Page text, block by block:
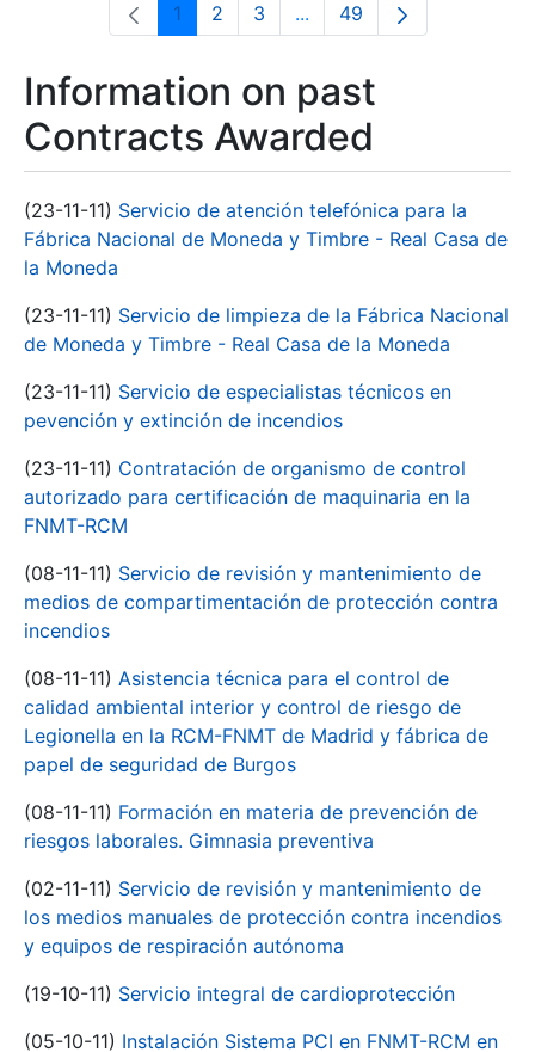
Page
1 Page
2 Page
3 ...Intermediate Pages Use
Page
49
Information on past
Contracts Awarded
(23-11-11) Servicio de atención telefónica para la
Fábrica Nacional de Moneda y Timbre - Real Casa de
la Moneda
(23-11-11) Servicio de limpieza de la Fábrica Nacional
de Moneda y Timbre - Real Casa de la Moneda
(23-11-11) Servicio de especialistas técnicos en
pevención y extinción de incendios
(23-11-11) Contratación de organismo de control
autorizado para certificación de maquinaria en la
FNMT-RCM
(08-11-11) Servicio de revisión y mantenimiento de
medios de compartimentación de protección contra
incendios
(08-11-11) Asistencia técnica para el control de
calidad ambiental interior y control de riesgo de
Legionella en la RCM-FNMT de Madrid y fábrica de
papel de seguridad de Burgos
(08-11-11) Formación en materia de prevención de
riesgos laborales. Gimnasia preventiva
(02-11-11) Servicio de revisión y mantenimiento de
los medios manuales de protección contra incendios
y equipos de respiración autónoma
(19-10-11) Servicio integral de cardioprotección
(05-10-11) Instalación Sistema PCI en FNMT-RCM en